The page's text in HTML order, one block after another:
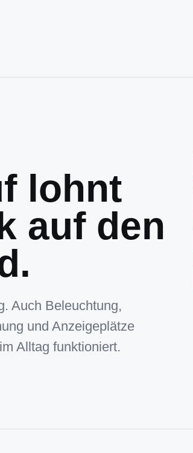
lohnt
auf den
Auch Beleuchtung,
und Anzeigeplätze
Alltag funktioniert.